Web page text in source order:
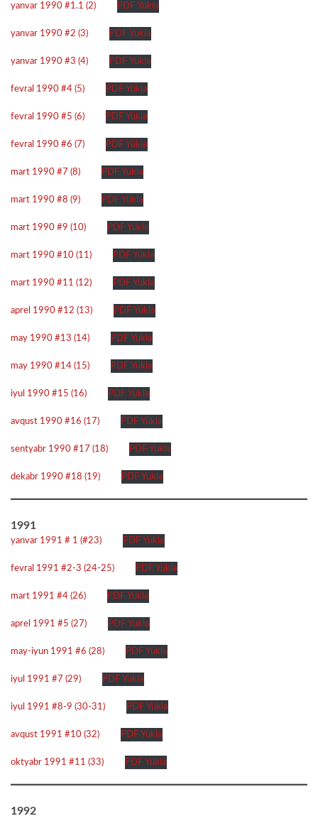
yanvar 1990 #1.1 (2) PDF Yüklə
yanvar 1990 #2 (3) PDF Yüklə
yanvar 1990 #3 (4) PDF Yüklə
fevral 1990 #4 (5) PDF Yüklə
fevral 1990 #5 (6) PDF Yüklə
fevral 1990 #6 (7) PDF Yüklə
mart 1990 #7 (8) PDF Yüklə
mart 1990 #8 (9) PDF Yüklə
mart 1990 #9 (10) PDF Yüklə
mart 1990 #10 (11) PDF Yüklə
mart 1990 #11 (12) PDF Yüklə
aprel 1990 #12 (13) PDF Yüklə
may 1990 #13 (14) PDF Yüklə
may 1990 #14 (15) PDF Yüklə
iyul 1990 #15 (16) PDF Yüklə
avqust 1990 #16 (17) PDF Yüklə
sentyabr 1990 #17 (18) PDF Yüklə
dekabr 1990 #18 (19) PDF Yüklə
1991
yanvar 1991 # 1 (#23) PDF Yüklə
fevral 1991 #2-3 (24-25) PDF Yüklə
mart 1991 #4 (26) PDF Yüklə
aprel 1991 #5 (27) PDF Yüklə
may-iyun 1991 #6 (28) PDF Yüklə
iyul 1991 #7 (29) PDF Yüklə
iyul 1991 #8-9 (30-31) PDF Yüklə
avqust 1991 #10 (32) PDF Yüklə
oktyabr 1991 #11 (33) PDF Yüklə
1992